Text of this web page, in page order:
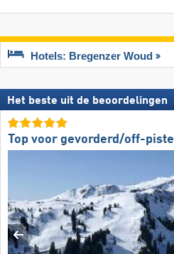
Hotels: Bregenzer Woud
Het beste uit de beoordelingen
Top voor gevorderd/off-piste